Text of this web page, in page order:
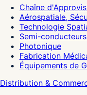
Chaîne
Aérospatiale,
Technologie
Semi-
Photonique
Fabrication
Équipements de
Distribution &